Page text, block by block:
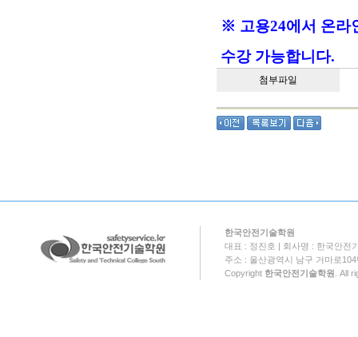
※ 고용24에서 온라
수강 가능합니다.
첨부파일
한국안전기술학원
대표 : 정진호 | 회사명 : 한국안전
주소 : 울산광역시 남구 거마로
Copyright 한국안전기술학원 . All